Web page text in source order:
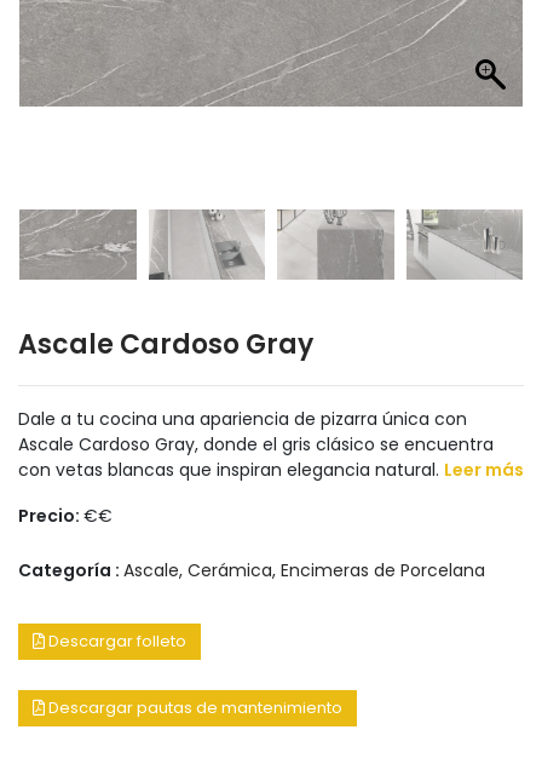
Ascale Cardoso Gray
Dale a tu cocina una apariencia de pizarra única con
Ascale Cardoso Gray, donde el gris clásico se encuentra
con vetas blancas que inspiran elegancia natural. Leer más
Precio: €€
Categoría : Ascale, Cerámica, Encimeras de Porcelana
Descargar folleto
Descargar pautas de mantenimiento